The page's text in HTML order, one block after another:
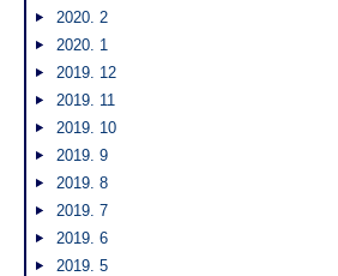
2020. 2
2020. 1
2019. 12
2019. 11
2019. 10
2019. 9
2019. 8
2019. 7
2019. 6
2019. 5